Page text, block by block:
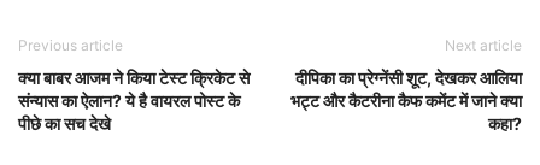
Previous article
क्या बाबर आजम ने किया टेस्ट क्रिकेट से
संन्यास का ऐलान? ये है वायरल पोस्ट के
पीछे का सच देखे
Next article
दीपिका का प्रेग्नेंसी शूट, देखकर आलिया
भट्ट और कैटरीना कैफ कमेंट में जाने क्या
कहा?